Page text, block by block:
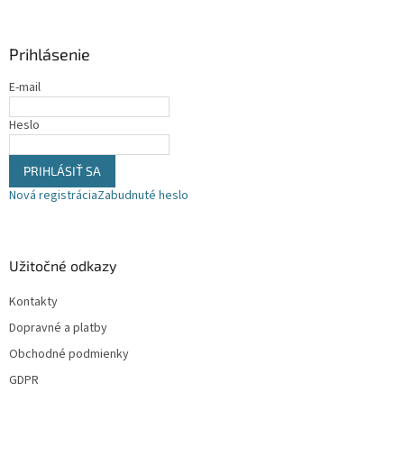
Prihlásenie
E-mail
Heslo
PRIHLÁSIŤ SA
Nová registráciaZabudnuté heslo
Užitočné odkazy
Kontakty
Dopravné a platby
Obchodné podmienky
GDPR